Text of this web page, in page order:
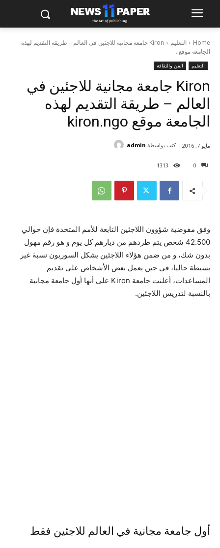
Home التعليم
Kiron جامعة مجانية للاجئين في العالم – طريقة التقديم لهذه
الجامعة موقع...
التعليم الفن والثقافة
Kiron جامعة مجانية للاجئين في
العالم – طريقة التقديم لهذه
الجامعة موقع kiron.ngo
0
1313
مايو 7, 2016 كتب بواسطة admin
وفق مفوضية شؤوون اللاجئين التابعة للأمم المتحدة فإن حوالي
42.500 شخص يتم طردهم من ديارهم كل يوم و هو رقم مهول
بدون شك، و من ضمن هؤلاء اللاجئين يشكل السوريون نسبة غير
بسيطة حاليا، في حين يعمل بعض الأشخاص على تقديم
المساعدات، أعلنت جامعة Kiron على أنها أول جامعة مجانية
بالنسبة لتدريس اللاجئين.
أول جامعة مجانية في العالم للاجئين فقط